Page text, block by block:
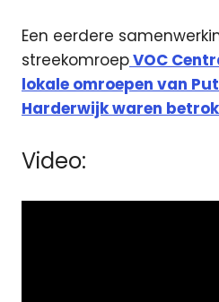
Een eerdere
streekomroepVOC
lokale omroepen van
Harderwijk waren
Video: